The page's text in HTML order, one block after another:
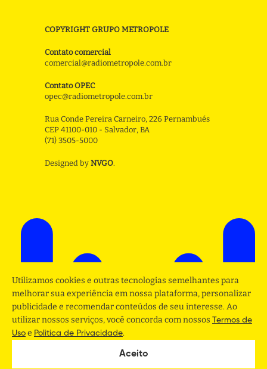
COPYRIGHT GRUPO METROPOLE
Contato comercial
comercial@radiometropole.com.br
Contato OPEC
opec@radiometropole.com.br
Rua Conde Pereira Carneiro, 226 Pernambués
CEP 41100-010 - Salvador, BA
(71) 3505-5000
Designed by NVGO.
Utilizamos cookies e outras tecnologias semelhantes para
melhorar sua experiência em nossa plataforma, personalizar
publicidade e recomendar conteúdos de seu interesse. Ao
utilizar nossos serviços, você concorda com nossos Termos de
Uso e Politica de Privacidade.
Aceito